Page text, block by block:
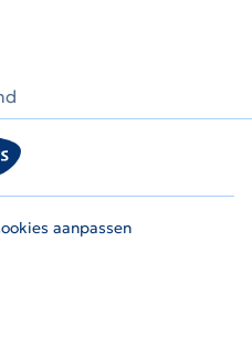
aanpassen